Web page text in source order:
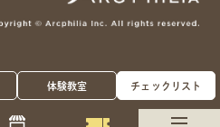
体験教室 チェックリスト